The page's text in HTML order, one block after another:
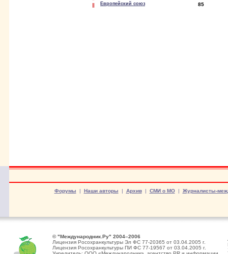
Европейский союз 85
Форумы | Наши авторы | Архив| СМИ о МО| Журналисты-
© "Международник.Ру" 2004–2006
Лицензия Росохранкультуры Эл ФС 77-20365 от 03.04.2005 г.
Лицензия Росохранкультуры ПИ ФС 77-19567 от 03.04.2005 г.